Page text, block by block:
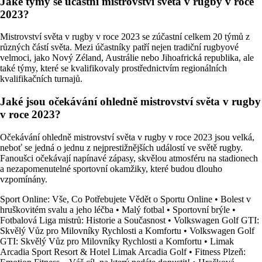
2023?
Mistrovství světa v rugby v roce 2023 se zúčastní celkem 20 týmů z
různých částí světa. Mezi účastníky patří nejen tradiční rugbyové
velmoci, jako Nový Zéland, Austrálie nebo Jihoafrická republika, ale
také týmy, které se kvalifikovaly prostřednictvím regionálních
kvalifikačních turnajů.
Jaké jsou očekávání ohledně mistrovství světa v rugby
v roce 2023?
Očekávání ohledně mistrovství světa v rugby v roce 2023 jsou velká,
neboť se jedná o jednu z nejprestižnějších událostí ve světě rugby.
Fanoušci očekávají napínavé zápasy, skvělou atmosféru na stadionech
a nezapomenutelné sportovní okamžiky, které budou dlouho
vzpomínány.
Sport Online: Vše, Co Potřebujete Vědět o Sportu Online • Bolest v
hruškovitém svalu a jeho léčba • Malý fotbal • Sportovní brýle •
Fotbalová Liga mistrů: Historie a Současnost • Volkswagen Golf GTI:
Skvělý Vůz pro Milovníky Rychlosti a Komfortu • Volkswagen Golf
GTI: Skvělý Vůz pro Milovníky Rychlosti a Komfortu • Limak
Arcadia Sport Resort & Hotel Limak Arcadia Golf• Fitness Plzeň: